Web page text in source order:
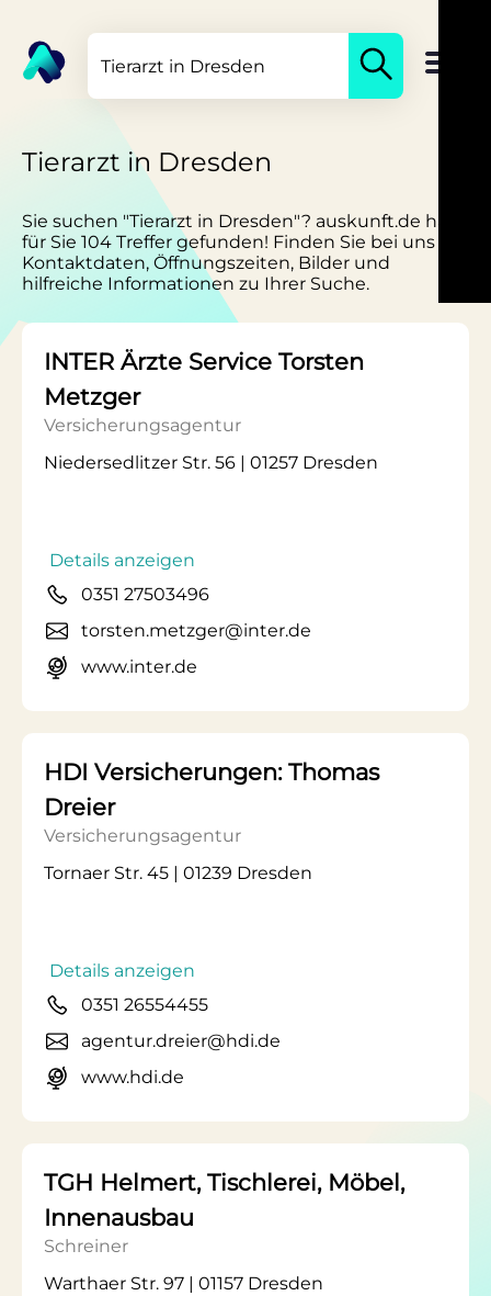
Tierarzt in Dresden
Sie suchen "Tierarzt in Dresden"? auskunft.de hat
für Sie 104 Treffer gefunden! Finden Sie bei uns
Kontaktdaten, Öffnungszeiten, Bilder und
hilfreiche Informationen zu Ihrer Suche.
INTER Ärzte Service Torsten
Metzger
Versicherungsagentur
Niedersedlitzer Str. 56 | 01257 Dresden
Details anzeigen
0351 27503496
torsten.metzger@inter.de
www.inter.de
HDI Versicherungen: Thomas
Dreier
Versicherungsagentur
Tornaer Str. 45 | 01239 Dresden
Details anzeigen
0351 26554455
agentur.dreier@hdi.de
www.hdi.de
TGH Helmert, Tischlerei, Möbel,
Innenausbau
Schreiner
Warthaer Str. 97 | 01157 Dresden